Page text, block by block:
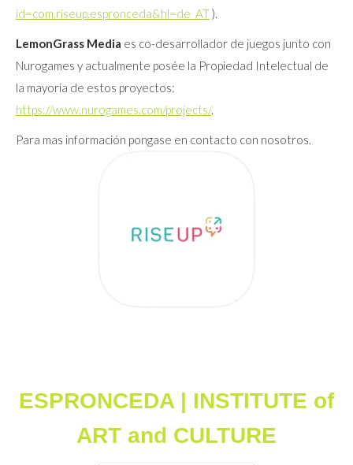
id=com.riseup.espronceda&hl=de_AT).
LemonGrass Media es co-desarrollador de juegos junto con
Nurogames y actualmente posée la Propiedad Intelectual de
la mayoria de estos proyectos:
https://www.nurogames.com/projects/.
Para mas información pongase en contacto con nosotros.
ESPRONCEDA | INSTITUTE of
ART and CULTURE